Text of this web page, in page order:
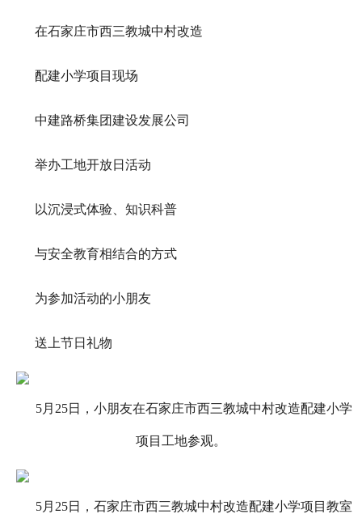
在石家庄市西三教城中村改造
配建小学项目现场
中建路桥集团建设发展公司
举办工地开放日活动
以沉浸式体验、知识科普
与安全教育相结合的方式
为参加活动的小朋友
送上节日礼物
5月25日，小朋友在石家庄市西三教城中村改造配建小学
项目工地参观。
5月25日，石家庄市西三教城中村改造配建小学项目教室